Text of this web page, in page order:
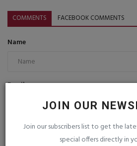
JOIN OUR
Join our subscribers list to get the
special offers directly in
COMMENTS FACEBOOK COMMENTS
Name
Email
Comment